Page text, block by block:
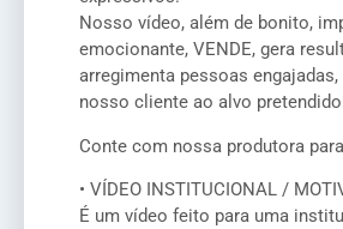
Nosso vídeo, além de bonito,
emocionante, VENDE, gera
arregimenta pessoas
nosso cliente ao alvo
Conte com nossa produtora
• VÍDEO INSTITUCIONAL /
É um vídeo feito para uma